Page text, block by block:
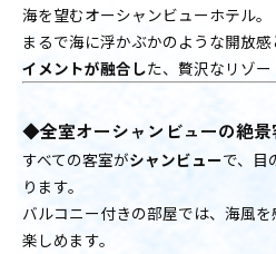
海を望むオーシャンビューホテル。
まるで海に浮かぶかのような開放感
イメントが融合した、贅沢なリゾー
◆全室オーシャンビューの絶
すべての客室がシャンビューで、目
ります。
バルコニー付きの部屋では、海風
楽しめます。